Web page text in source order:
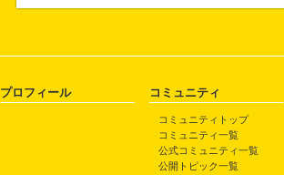
プロフィール コミュニティ
コミュニティトップ
コミュニティ一覧
公式コミュニティ一覧
公開トピック一覧